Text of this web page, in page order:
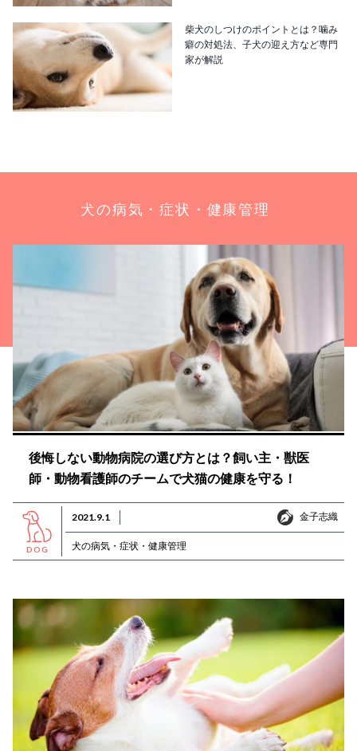
柴犬のしつけのポイントとは？噛み
癖の対処法、子犬の迎え方など専門
家が解説
犬の病気・症状・健康管理
後悔しない動物病院の選び方とは？飼い主・獣医
師・動物看護師のチームで犬猫の健康を守る！
DOG
2021.9.1 金子志織
金子志織
犬の病気・症状・健康管理